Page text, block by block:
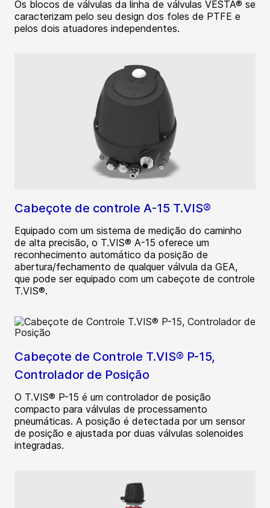
Os blocos de válvulas da linha de válvulas VESTA® se
caracterizam pelo seu design dos foles de PTFE e
pelos dois atuadores independentes.
Cabeçote de controle A-15 T.VIS®
Equipado com um sistema de medição do caminho
de alta precisão, o T.VIS® A-15 oferece um
reconhecimento automático da posição de
abertura/fechamento de qualquer válvula da GEA,
que pode ser equipado com um cabeçote de controle
T.VIS®.
Cabeçote de Controle T.VIS® P-15,
Controlador de Posição
O T.VIS® P-15 é um controlador de posição
compacto para válvulas de processamento
pneumáticas. A posição é detectada por um sensor
de posição e ajustada por duas válvulas solenoides
integradas.